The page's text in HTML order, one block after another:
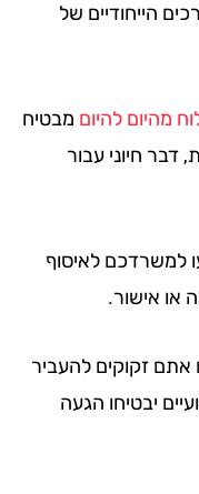
של
להיוםמבטיח
24 שעות, דבר חיוני עבור
לאיסוף
להעביר
הגעה